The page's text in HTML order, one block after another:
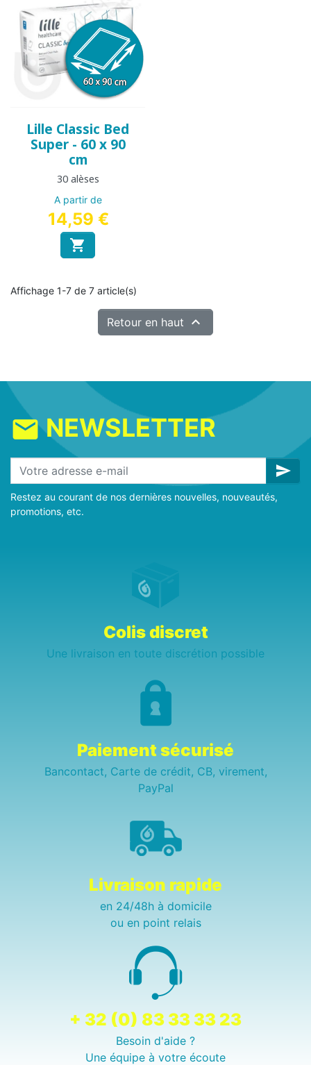
Lille Classic Bed
Super - 60 x 90
cm
30 alèses
A partir de
14,59 €

Affichage 1-7 de 7 article(s)
Retour en haut 
mailNEWSLETTER
send
Restez au courant de nos dernières nouvelles, nouveautés,
promotions, etc.
Colis discret
Une livraison en toute discrétion possible
Paiement sécurisé
Bancontact, Carte de crédit, CB, virement,
PayPal
Livraison rapide
en 24/48h à domicile
ou en point relais
+ 32 (0) 83 33 33 23
Besoin d'aide ?
Une équipe à votre écoute